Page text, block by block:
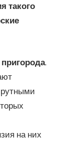
такого
.
на них